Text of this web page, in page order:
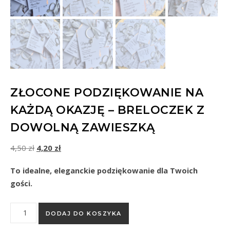
ZŁOCONE PODZIĘKOWANIE NA
KAŻDĄ OKAZJĘ – BRELOCZEK Z
DOWOLNĄ ZAWIESZKĄ
4,50zł Pierwotna cena wynosiła: 4,50 zł.
4,20 złAktualna cena wynosi: 4,20 zł.
To idealne, eleganckie podziękowanie dla Twoich
gości.
ilość Złocone podziękowanie na każdą okazję – breloczek z
DODAJ DO KOSZYKA